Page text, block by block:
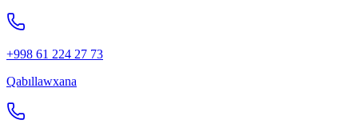
+998 61 224 27 73
Qabıllawxana